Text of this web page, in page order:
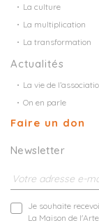
La culture
La multiplication
La transformation
Actualités
La vie de
On en parle
Faire un don
Newsletter
Je souhaite
La Maison de